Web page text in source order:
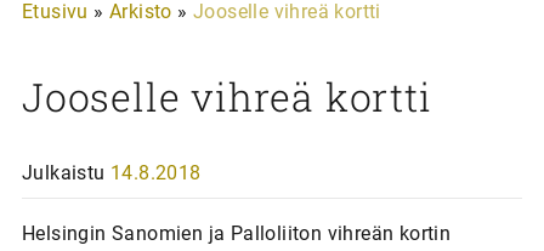
Etusivu » Arkisto » Jooselle vihreä kortti
Jooselle vihreä kortti
Julkaistu 14.8.2018
Helsingin Sanomien ja Palloliiton vihreän kortin